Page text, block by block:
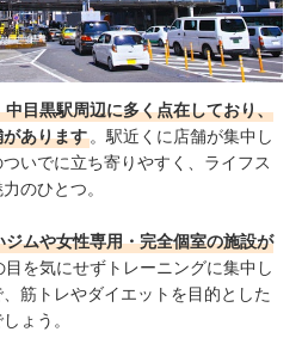
目黒駅周辺に多く点在しており、
あります 。駅近くに店舗が集中し
いでに立ち寄りやすく、ライフス
のひとつ。
ジムや女性専用・完全個室の施設が
目を気にせずトレーニングに集中し
筋トレやダイエットを目的とした
ょう。